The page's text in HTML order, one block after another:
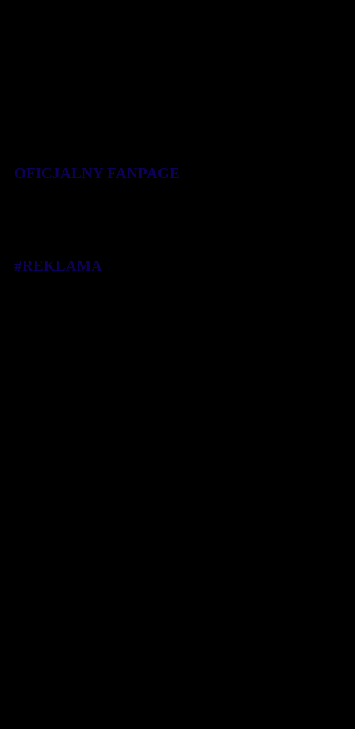
OFICJALNY FANPAGE
#REKLAMA